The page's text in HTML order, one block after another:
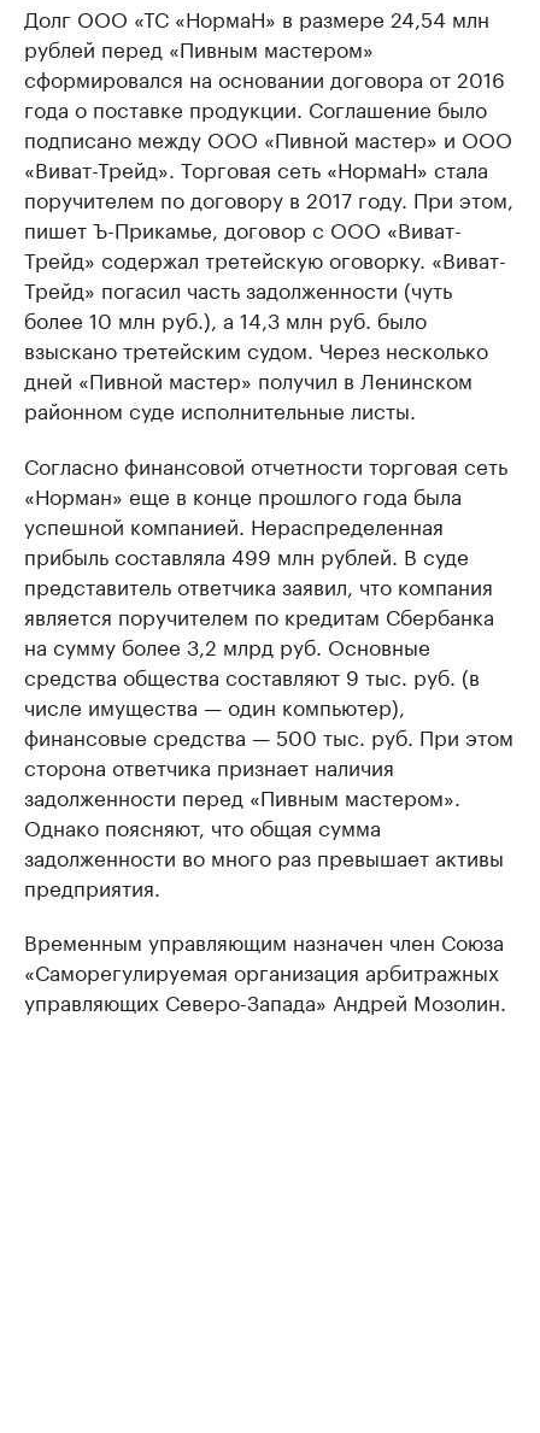
Долг ООО «ТС «НормаН» в размере 24,54 млн
рублей перед «Пивным мастером»
сформировался на основании договора от 2016
года о поставке продукции. Соглашение было
подписано между ООО «Пивной мастер» и ООО
«Виват-Трейд». Торговая сеть «НормаН» стала
поручителем по договору в 2017 году. При этом,
пишет Ъ-Прикамье, договор с ООО «Виват-
Трейд» содержал третейскую оговорку. «Виват-
Трейд» погасил часть задолженности (чуть
более 10 млн руб.), а 14,3 млн руб. было
взыскано третейским судом. Через несколько
дней «Пивной мастер» получил в Ленинском
районном суде исполнительные листы.
Согласно финансовой отчетности торговая сеть
«Норман» еще в конце прошлого года была
успешной компанией. Нераспределенная
прибыль составляла 499 млн рублей. В суде
представитель ответчика заявил, что компания
является поручителем по кредитам Сбербанка
на сумму более 3,2 млрд руб. Основные
средства общества составляют 9 тыс. руб. (в
числе имущества — один компьютер),
финансовые средства — 500 тыс. руб. При этом
сторона ответчика признает наличия
задолженности перед «Пивным мастером».
Однако поясняют, что общая сумма
задолженности во много раз превышает активы
предприятия.
Временным управляющим назначен член Союза
«Саморегулируемая организация арбитражных
управляющих Северо-Запада» Андрей Мозолин.